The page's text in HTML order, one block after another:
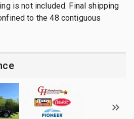
is not included. Final shipping
to the 48 contiguous